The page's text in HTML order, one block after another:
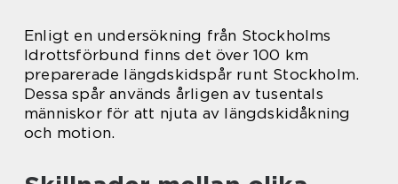
Enligt en undersökning från Stockholms
Idrottsförbund finns det över 100 km
preparerade längdskidspår runt Stockholm.
Dessa spår används årligen av tusentals
människor för att njuta av längdskidåkning
och motion.